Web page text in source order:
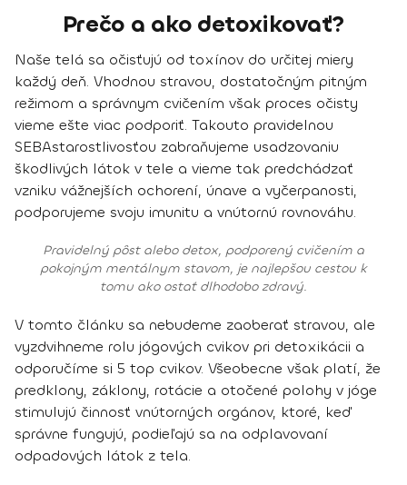
Prečo a ako detoxikovať?
Naše telá sa očisťujú od toxínov do určitej miery
každý deň. Vhodnou stravou, dostatočným pitným
režimom a správnym cvičením však proces očisty
vieme ešte viac podporiť. Takouto pravidelnou
SEBAstarostlivosťou zabraňujeme usadzovaniu
škodlivých látok v tele a vieme tak predchádzať
vzniku vážnejších ochorení, únave a vyčerpanosti,
podporujeme svoju imunitu a vnútornú rovnováhu.
Pravidelný pôst alebo detox, podporený cvičením a
pokojným mentálnym stavom, je najlepšou cestou k
tomu ako ostať dlhodobo zdravý.
V tomto článku sa nebudeme zaoberať stravou, ale
vyzdvihneme rolu jógových cvikov pri detoxikácii a
odporučíme si 5 top cvikov. Všeobecne však platí, že
predklony, záklony, rotácie a otočené polohy v jóge
stimulujú činnosť vnútorných orgánov, ktoré, keď
správne fungujú, podieľajú sa na odplavovaní
odpadových látok z tela.